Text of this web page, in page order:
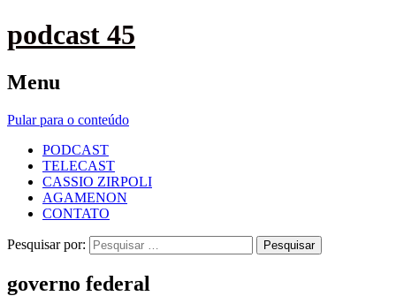
podcast 45
Menu
Pular para o conteúdo
PODCAST
TELECAST
CASSIO ZIRPOLI
AGAMENON
CONTATO
Pesquisar por:
governo federal